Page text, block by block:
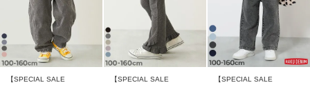
【SPECIAL SALE
【SPECIAL SALE
【SPECIAL SALE